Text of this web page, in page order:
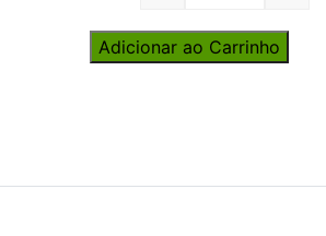
Adicionar ao Carrinho